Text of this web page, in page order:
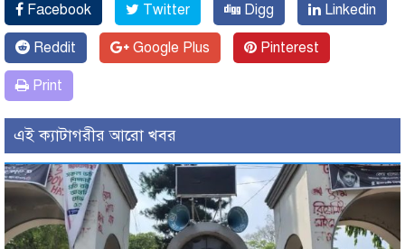
Facebook Twitter Digg Linkedin
Reddit Google Plus Pinterest
Print
এই ক্যাটাগরীর আরো খবর